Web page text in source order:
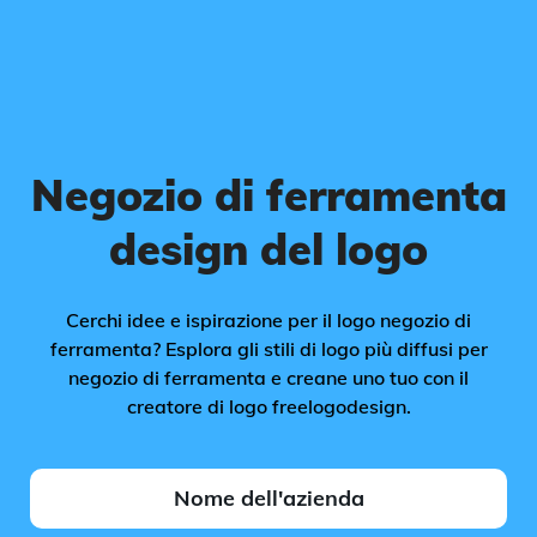
Negozio di ferramenta
design del logo
Cerchi idee e ispirazione per il logo negozio di
ferramenta? Esplora gli stili di logo più diffusi per
negozio di ferramenta e creane uno tuo con il
creatore di logo freelogodesign.